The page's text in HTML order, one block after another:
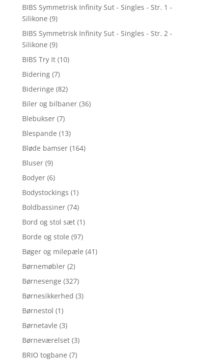
BIBS Symmetrisk Infinity Sut - Singles - Str. 1 -
Silikone (9)
BIBS Symmetrisk Infinity Sut - Singles - Str. 2 -
Silikone (9)
BIBS Try It (10)
Bidering (7)
Bideringe (82)
Biler og bilbaner (36)
Blebukser (7)
Blespande (13)
Bløde bamser (164)
Bluser (9)
Bodyer (6)
Bodystockings (1)
Boldbassiner (74)
Bord og stol sæt (1)
Borde og stole (97)
Bøger og milepæle (41)
Børnemøbler (2)
Børnesenge (327)
Børnesikkerhed (3)
Børnestol (1)
Børnetavle (3)
Børneværelset (3)
BRIO togbane (7)